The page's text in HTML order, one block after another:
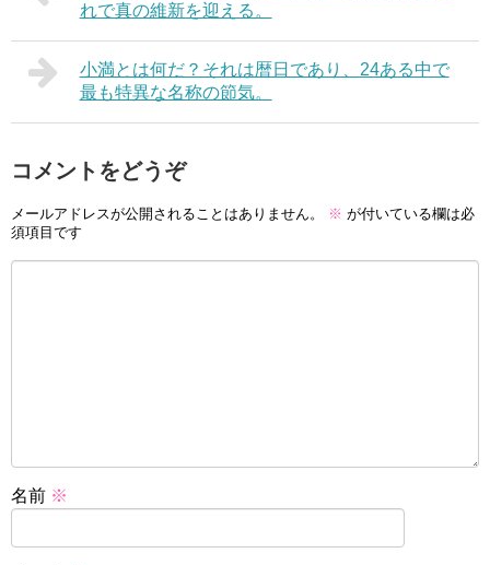
れで真の維新を迎える。
小満とは何だ？それは暦日であり、24ある中で
最も特異な名称の節気。
コメントをどうぞ
メールアドレスが公開されることはありません。 ※ が付いている欄は必
須項目です
名前 ※